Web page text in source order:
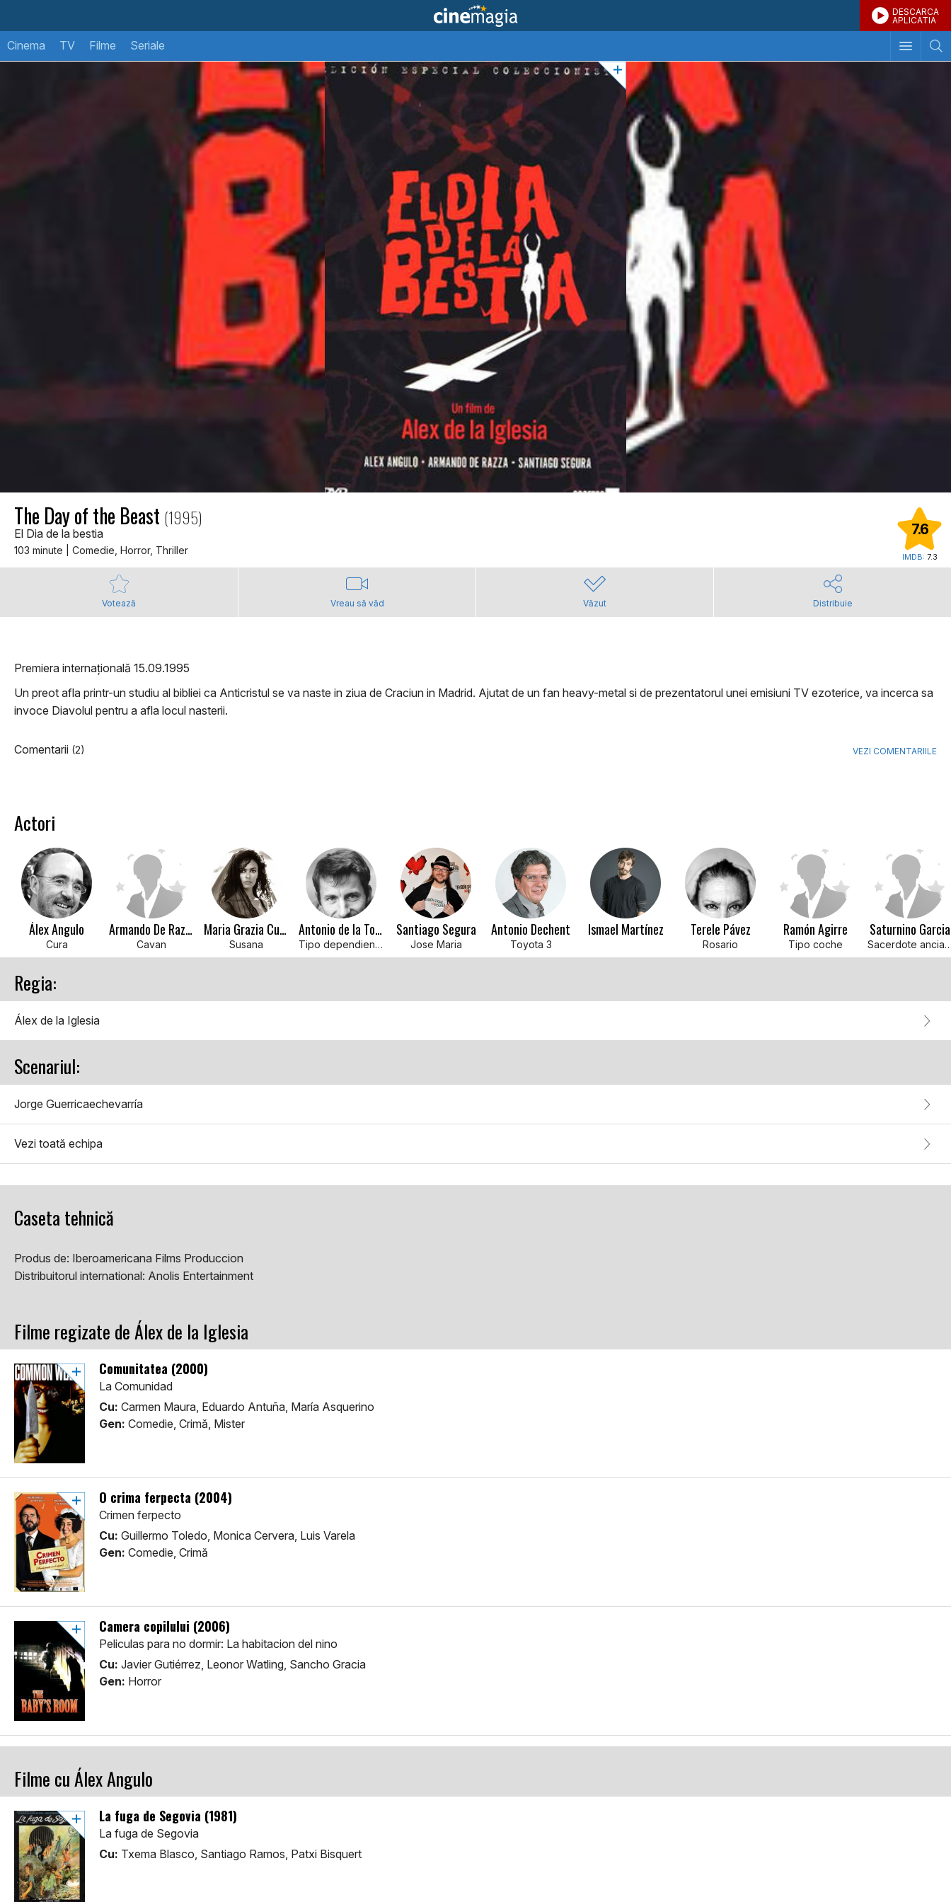
DESCARCA
APLICATIA
Cinema TV Filme Seriale
The Day of the Beast (1995)
El Dia de la bestia
103 minute | Comedie, Horror, Thriller
7.6
IMDB: 7.3
Votează Vreau să văd Văzut Distribuie
Premiera internațională 15.09.1995
Un preot afla printr-un studiu al bibliei ca Anticristul se va naste in ziua de Craciun in Madrid. Ajutat de un fan heavy-metal si de prezentatorul unei emisiuni TV ezoterice, va incerca sa
invoce Diavolul pentru a afla locul nasterii.
Comentarii (2) VEZI COMENTARIILE
Actori
Álex Angulo
Cura
Armando De Razza
Cavan
Maria Grazia Cucinotta
Susana
Antonio de la Torre
Tipo dependiente
Santiago Segura
Jose Maria
Antonio Dechent
Toyota 3
Ismael Martínez Terele Pávez
Rosario
Ramón Agirre
Tipo coche
Saturnino Garcia
Sacerdote
Regia:
Álex de la Iglesia
Scenariul:
Jorge Guerricaechevarría
Vezi toată echipa
Caseta tehnică
Produs de: Iberoamericana Films Produccion
Distribuitorul international: Anolis Entertainment
Filme regizate de Álex de la Iglesia
Comunitatea (2000)
La Comunidad
Cu: Carmen Maura, Eduardo Antuña, María Asquerino
Gen: Comedie, Crimă, Mister
O crima ferpecta (2004)
Crimen ferpecto
Cu: Guillermo Toledo, Monica Cervera, Luis Varela
Gen: Comedie, Crimă
Camera copilului (2006)
Peliculas para no dormir: La habitacion del nino
Cu: Javier Gutiérrez, Leonor Watling, Sancho Gracia
Gen: Horror
Filme cu Álex Angulo
La fuga de Segovia (1981)
La fuga de Segovia
Cu: Txema Blasco, Santiago Ramos, Patxi Bisquert